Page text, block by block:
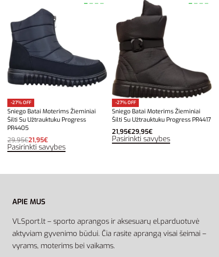
-27% OFF
Sniego Batai Moterims Žieminiai
Šilti Su Užtrauktuku Progress
PR4405
29,95€21,95€
Pasirinkti savybes
-27% OFF
Sniego Batai Moterims Žieminiai
Šilti Su Užtrauktuku Progress PR4417
21,95€29,95€
Pasirinkti savybes
APIE MUS
VLSport.lt – sporto aprangos ir aksesuarų el.parduotuvė
aktyviam gyvenimo būdui. Čia rasite aprangą visai šeimai –
vyrams, moterims bei vaikams.